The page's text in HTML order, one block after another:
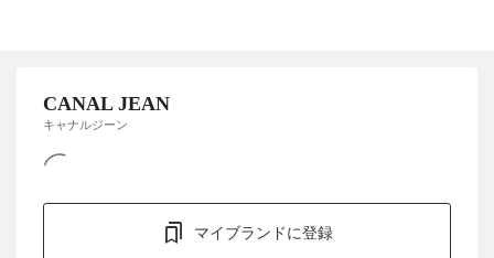
CANAL JEAN
キャナルジーン
マイブランドに登録